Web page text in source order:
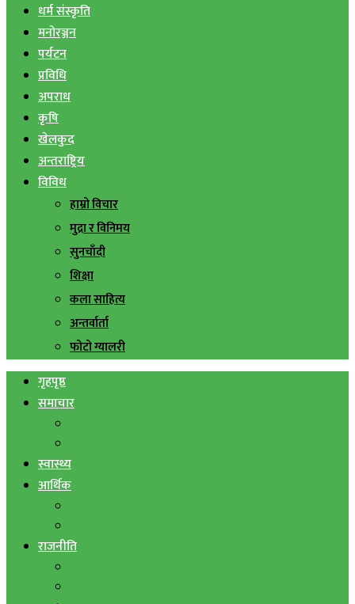
धर्म संस्कृति
मनोरञ्जन
पर्यटन
प्रविधि
अपराध
कृषि
खेलकुद
अन्तराष्ट्रिय
विविध
हाम्रो विचार
मुद्रा र विनिमय
सुनचाँदी
शिक्षा
कला साहित्य
अन्तर्वार्ता
फोटो ग्यालरी
गृहपृष्ठ
समाचार
स्वास्थ्य
आर्थिक
राजनीति